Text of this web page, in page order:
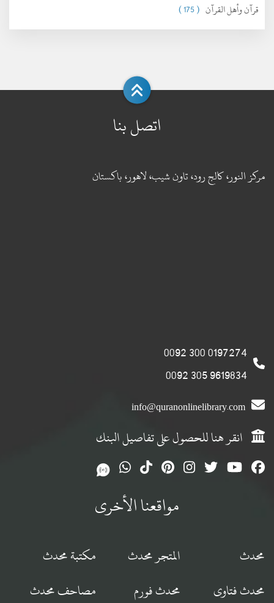
قرآن وأهل القرآن ( 175 )
اتصل بنا
مركز النور، كالج رود، تاون شيب، لاهور، باكستان
0197274 300 0092
9619834 305 0092
info@quranonlinelibrary.com
انقر هنا للحصول على تفاصيل البنك
مواقعنا الأخرى
محدث المتجر محدث
مكتبة محدث
محدث فتاوى
محدث فورم مصاحف محدث